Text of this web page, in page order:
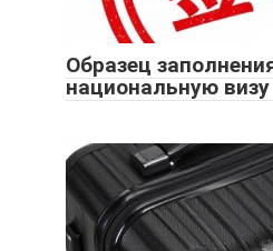
Образец
национальную